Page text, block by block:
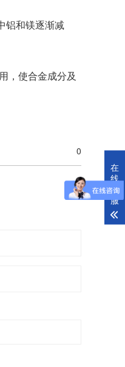
铝和镁逐渐减
，使合金成分及
0
在
线
客
服